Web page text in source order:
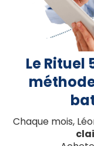
Le
Chaque mois,